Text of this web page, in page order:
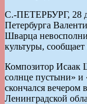
С.-ПЕТЕРБУРГ, 28
Петербурга
Шварца
культуры,
Композитор Исаак
солнце пустыни» и
скончался вечером
Ленинградской